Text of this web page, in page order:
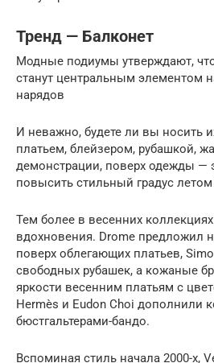
Тренд — Балконет
Модные подиумы утверждают,
станут центральным элементом
нарядов
И неважно, будете ли вы носить
платьем, блейзером, рубашкой,
демонстрации, поверх одежды —
повысить стильный градус летом
Тем более в весенних
вдохновения. Drome предложил
поверх облегающих платьев,
свободных рубашек, а кожаные
яркости весенним платьям с
Hermès и Eudon Choi дополнили
бюстгальтерами-бандо.
Вспоминая стиль начала 2000-х,